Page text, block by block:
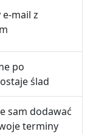
mail z
po
ślad
sam dodawać
terminy